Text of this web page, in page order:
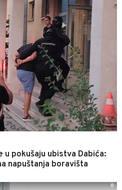
u pokušaju ubistva Dabića:
napuštanja boravišta
0